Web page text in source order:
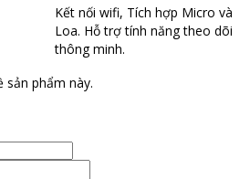
Kết nối wifi, Tích hợp Micro và
Loa. Hỗ trợ tính năng theo dõi
thông minh.
sản phẩm này.